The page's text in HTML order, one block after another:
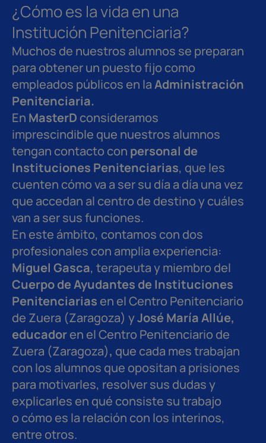
¿Cómo es la vida en una
Institución Penitenciaria?
Muchos de nuestros alumnos se preparan
para obtener un puesto fijo como
empleados públicos en laAdministración
Penitenciaria.
En MasterD consideramos
imprescindible que nuestros alumnos
tengan contacto con personal de
Instituciones Penitenciarias, que les
cuenten cómo va a ser su día a día una vez
que accedan al centro de destino y cuáles
van a ser sus funciones.
En este ámbito, contamos con dos
profesionales con amplia experiencia:
Miguel Gasca, terapeuta y miembro del
Cuerpo de Ayudantes de Instituciones
Penitenciarias en el Centro Penitenciario
de Zuera (Zaragoza) yJosé María Allúe,
educadoren el Centro Penitenciario de
Zuera (Zaragoza), que cada mes trabajan
con los alumnos que opositan a prisiones
para motivarles, resolver sus dudas y
explicarles en qué consiste su trabajo
o cómo es la relación con los interinos,
entre otros.